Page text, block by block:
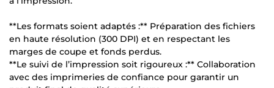
**Les formats soient adaptés :** Préparation des fichiers
en haute résolution (300 DPI) et en respectant les
marges de coupe et fonds perdus.
**Le suivi de l’impression soit rigoureux :** Collaboration
avec des imprimeries de confiance pour garantir un